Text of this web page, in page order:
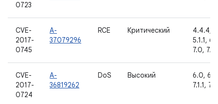
0723
CVE-
2017-
0745
A-
37079296
RCE Критический
4.4.4,
5.1.1,
7.0,
CVE-
2017-
0724
A-
36819262
DoS Высокий
6.0,
7.1.1,